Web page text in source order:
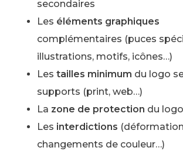
secondaires
Les éléments graphiques
complémentaires (puces
illustrations, motifs, icônes…)
Les tailles minimum du logo
supports (print, web…)
La zone de protection du logo
Les interdictions
changements de couleur…)